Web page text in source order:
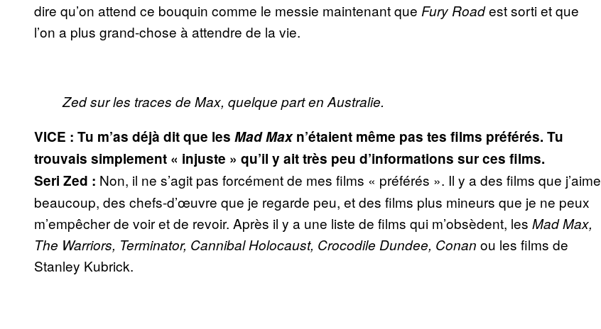
dire qu’on attend ce bouquin comme le messie maintenant que Fury Roadest sorti et que
l’on a plus grand-chose à attendre de la vie.
Zed sur les traces de Max, quelque part en Australie.
VICE : Tu m’as déjà dit que les Mad Maxn’étaient même pas tes films préférés. Tu
trouvais simplement « injuste » qu’il y ait très peu d’informations sur ces films.
Seri Zed : Non, il ne s’agit pas forcément de mes films « préférés ». Il y a des films que j’aime
beaucoup, des chefs-d’œuvre que je regarde peu, et des films plus mineurs que je ne peux
m’empêcher de voir et de revoir. Après il y a une liste de films qui m’obsèdent, les Mad Max,
The Warriors, Terminator, Cannibal Holocaust, Crocodile Dundee, Conan ou les films de
Stanley Kubrick.